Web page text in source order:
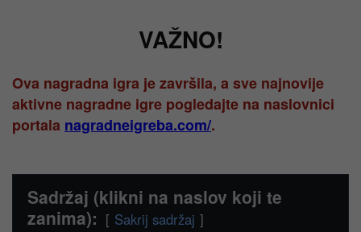
VAŽNO!
Ova nagradna igra je završila, a sve najnovije
aktivne nagradne igre pogledajte na naslovnici
portala nagradneigreba.com/.
Sadržaj (klikni na naslov koji te
zanima):
Sakrij sadržaj